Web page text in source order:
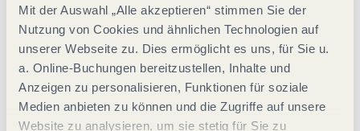
Mit der Auswahl „Alle akzeptieren“ stimmen Sie der
Nutzung von Cookies und ähnlichen Technologien auf
unserer Webseite zu. Dies ermöglicht es uns, für Sie u.
a. Online-Buchungen bereitzustellen, Inhalte und
Anzeigen zu personalisieren, Funktionen für soziale
Medien anbieten zu können und die Zugriffe auf unsere
Website zu analysieren, um sie stetig für Sie zu